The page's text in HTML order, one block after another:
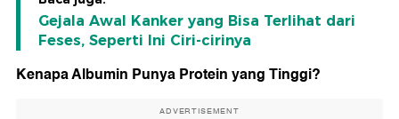
Gejala Awal Kanker yang Bisa Terlihat dari
Feses, Seperti Ini Ciri-cirinya
Kenapa Albumin Punya Protein yang Tinggi?
ADVERTISEMENT